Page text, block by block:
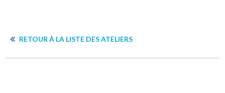
RETOUR À LA LISTE DES ATELIERS